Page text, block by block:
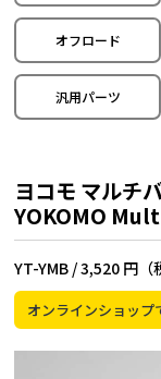
オフロード
汎用パーツ
ヨコモ マルチ
YOKOMO
YT-YMB /3,520 円（
オンラインショップ